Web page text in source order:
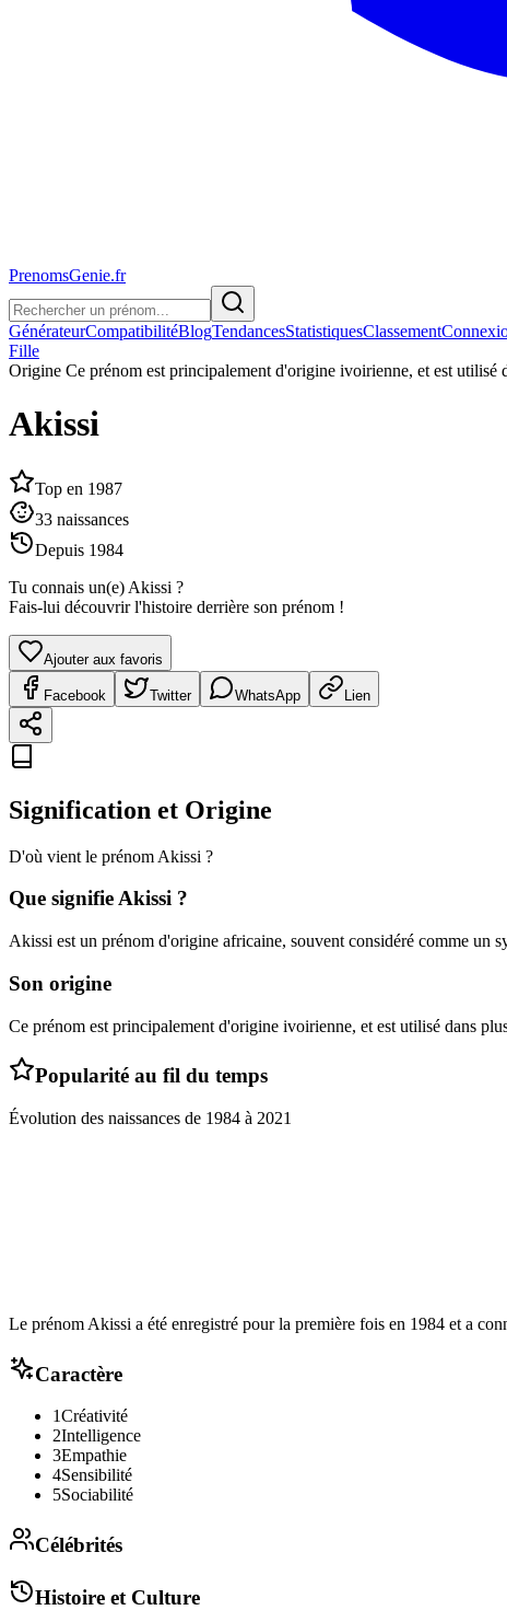
PrenomsGenie.fr
GénérateurCompatibilitéBlogTendancesStatistiquesClassement
Fille
Origine Ce prénom est principalement d'origine ivoirienne, et est utilisé
Akissi
Top en 1987
33 naissances
Depuis 1984
Tu connais un(e) Akissi ?
Fais-lui découvrir l'histoire derrière son prénom !
Ajouter aux favoris
Facebook Twitter WhatsApp Lien
Signification et Origine
D'où vient le prénom Akissi ?
Que signifieAkissi ?
Akissi est un prénom d'origine africaine, souvent considéré comme un
Son origine
Ce prénom est principalement d'origine ivoirienne, et est utilisé dans
Popularité au fil du temps
Évolution des naissances de 1984 à 2021
Le prénom Akissi a été enregistré pour la première fois en 1984 et a
Caractère
1Créativité
2Intelligence
3Empathie
4Sensibilité
5Sociabilité
Célébrités
Histoire et Culture